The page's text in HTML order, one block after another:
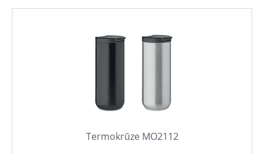
Termokrūze MO2112